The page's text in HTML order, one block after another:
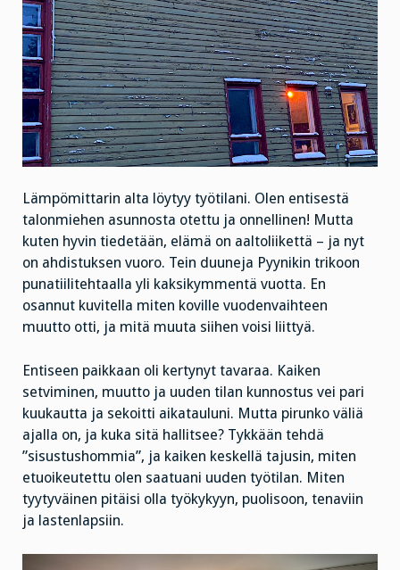
Lämpömittarin alta löytyy työtilani. Olen entisestä
talonmiehen asunnosta otettu ja onnellinen! Mutta
kuten hyvin tiedetään, elämä on aaltoliikettä – ja nyt
on ahdistuksen vuoro. Tein duuneja Pyynikin trikoon
punatiilitehtaalla yli kaksikymmentä vuotta. En
osannut kuvitella miten koville vuodenvaihteen
muutto otti, ja mitä muuta siihen voisi liittyä.
Entiseen paikkaan oli kertynyt tavaraa. Kaiken
setviminen, muutto ja uuden tilan kunnostus vei pari
kuukautta ja sekoitti aikatauluni. Mutta pirunko väliä
ajalla on, ja kuka sitä hallitsee? Tykkään tehdä
”sisustushommia”, ja kaiken keskellä tajusin, miten
etuoikeutettu olen saatuani uuden työtilan. Miten
tyytyväinen pitäisi olla työkykyyn, puolisoon, tenaviin
ja lastenlapsiin.